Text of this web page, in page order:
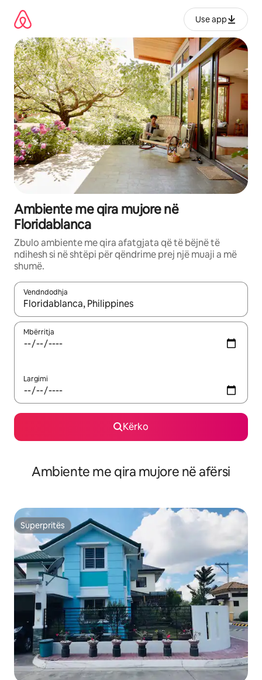
përmbajtja
Use app
Ambiente me qira mujore në
Floridablanca
Zbulo ambiente me qira afatgjata që të bëjnë të
ndihesh si në shtëpi për qëndrime prej një muaji a më
shumë.
Vendndodhja
Kur rezultatet të jenë të disponueshme, lëviz me butonat e
Mbërritja
Largimi
Kërko
Ambiente me qira mujore në afërsi
Superpritës
Superpritës